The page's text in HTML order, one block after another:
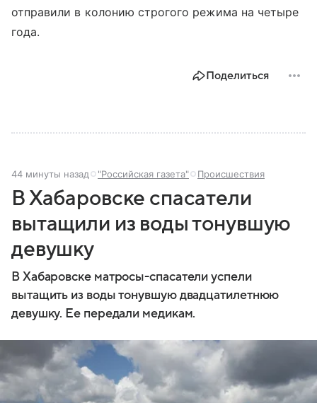
отправили в колонию строгого режима на четыре
года.
Поделиться
44 минуты назад "Российская газета" Происшествия
В Хабаровске спасатели
вытащили из воды тонувшую
девушку
В Хабаровске матросы-спасатели успели
вытащить из воды тонувшую двадцатилетнюю
девушку. Ее передали медикам.